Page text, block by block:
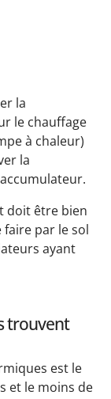
la
le chauffage
à chaleur)
la
doit être bien
par le sol
ayant
trouvent
est le
et le moins de